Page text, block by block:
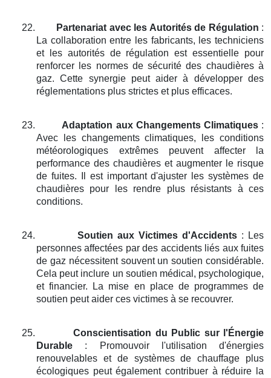
22. Partenariat avec les Autorités de Régulation :
La collaboration entre les fabricants, les techniciens
et les autorités de régulation est essentielle pour
renforcer les normes de sécurité des chaudières à
gaz. Cette synergie peut aider à développer des
réglementations plus strictes et plus efficaces.
23. Adaptation aux Changements Climatiques:
Avec les changements climatiques, les conditions
météorologiques extrêmes peuvent affecter la
performance des chaudières et augmenter le risque
de fuites. Il est important d'ajuster les systèmes de
chaudières pour les rendre plus résistants à ces
conditions.
24. Soutien aux Victimes d'Accidents : Les
personnes affectées par des accidents liés aux fuites
de gaz nécessitent souvent un soutien considérable.
Cela peut inclure un soutien médical, psychologique,
et financier. La mise en place de programmes de
soutien peut aider ces victimes à se recouvrer.
25.
Conscientisation du Public sur l'Énergie
Durable : Promouvoir l'utilisation d'énergies
renouvelables et de systèmes de chauffage plus
écologiques peut également contribuer à réduire la